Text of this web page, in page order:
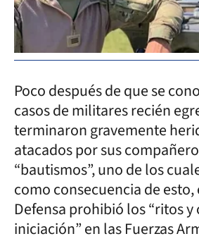
Poco después de que se
casos de militares recién
terminaron gravemente
atacados por sus
“bautismos”, uno de los
como consecuencia de
Defensa prohibió los “ritos
iniciación” en las Fuerzas